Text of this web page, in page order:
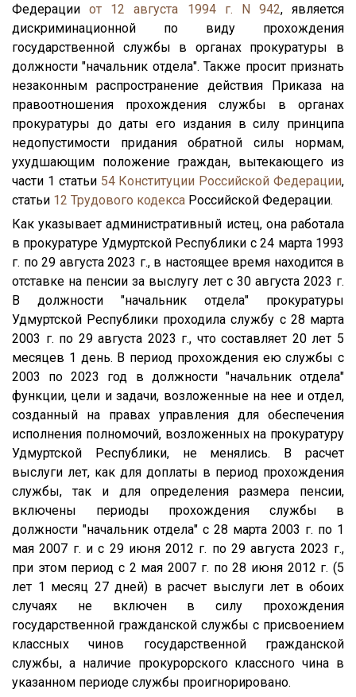
Федерацииот 12 августа 1994 г. N 942, является
дискриминационной по виду прохождения
государственной службы в органах прокуратуры в
должности "начальник отдела". Также просит признать
незаконным распространение действия Приказа на
правоотношения прохождения службы в органах
прокуратуры до даты его издания в силу принципа
недопустимости придания обратной силы нормам,
ухудшающим положение граждан, вытекающего из
части 1 статьи 54 Конституции Российской Федерации,
статьи 12 Трудового кодекса Российской Федерации.
Как указывает административный истец, она работала
в прокуратуре Удмуртской Республики с 24 марта 1993
г. по 29 августа 2023 г., в настоящее время находится в
отставке на пенсии за выслугу лет с 30 августа 2023 г.
В должности "начальник отдела" прокуратуры
Удмуртской Республики проходила службу с 28 марта
2003 г. по 29 августа 2023 г., что составляет 20 лет 5
месяцев 1 день. В период прохождения ею службы с
2003 по 2023 год в должности "начальник отдела"
функции, цели и задачи, возложенные на нее и отдел,
созданный на правах управления для обеспечения
исполнения полномочий, возложенных на прокуратуру
Удмуртской Республики, не менялись. В расчет
выслуги лет, как для доплаты в период прохождения
службы, так и для определения размера пенсии,
включены периоды прохождения службы в
должности "начальник отдела" с 28 марта 2003 г. по 1
мая 2007 г. и с 29 июня 2012 г. по 29 августа 2023 г.,
при этом период с 2 мая 2007 г. по 28 июня 2012 г. (5
лет 1 месяц 27 дней) в расчет выслуги лет в обоих
случаях не включен в силу прохождения
государственной гражданской службы с присвоением
классных чинов государственной гражданской
службы, а наличие прокурорского классного чина в
указанном периоде службы проигнорировано.